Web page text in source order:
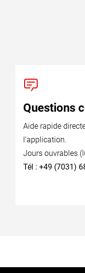
Questions
Aide rapide
l'application.
Jours ouvrables
Tél : +49 (7031)